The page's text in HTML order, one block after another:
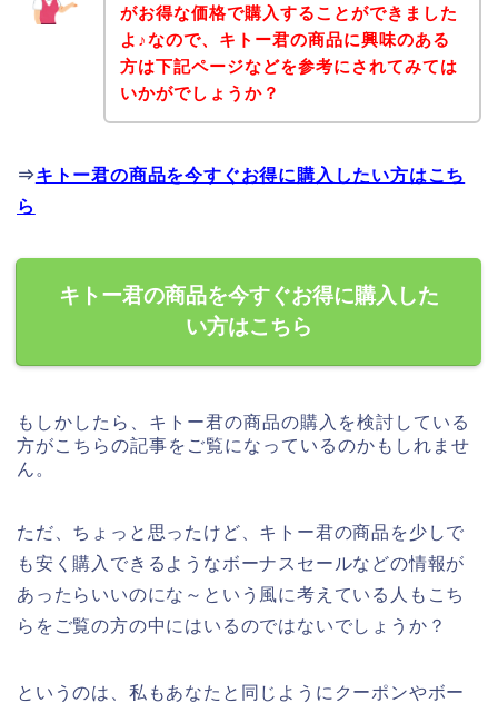
がお得な価格で購入することができました
よ♪なので、キトー君の商品に興味のある
方は下記ページなどを参考にされてみては
いかがでしょうか？
⇒キトー君の商品を今すぐお得に購入したい方はこち
ら
キトー君の商品を今すぐお得に購入した
い方はこちら
もしかしたら、キトー君の商品の購入を検討している
方がこちらの記事をご覧になっているのかもしれませ
ん。
ただ、ちょっと思ったけど、キトー君の商品を少しで
も安く購入できるようなボーナスセールなどの情報が
あったらいいのにな～という風に考えている人もこち
らをご覧の方の中にはいるのではないでしょうか？
というのは、私もあなたと同じようにクーポンやボー